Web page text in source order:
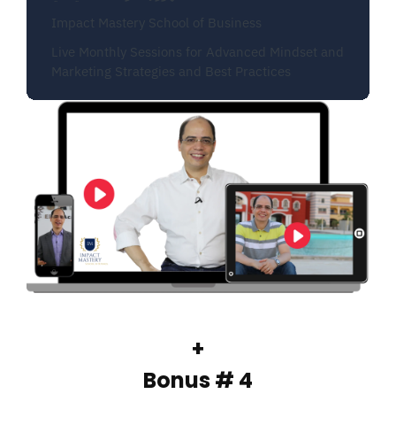
Impact Mastery School of Business
Live Monthly Sessions for Advanced Mindset and
Marketing Strategies and Best Practices
+
Bonus # 4